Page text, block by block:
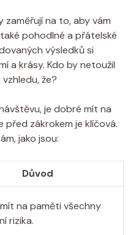
zaměřují na to, aby vám
pohodlné a přátelské
výsledků si
a krásy. Kdo by netoužil
že?
je dobré mít na
před zákrokem je klíčová.
jako jsou:
Důvod
na paměti všechny
rizika.